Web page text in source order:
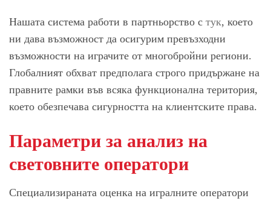
Нашата система работи в партньорство с тук, което
ни дава възможност да осигурим превъзходни
възможности на играчите от многобройни региони.
Глобалният обхват предполага строго придържане на
правните рамки във всяка функционална територия,
което обезпечава сигурността на клиентските права.
Параметри за анализ на
световните оператори
Специализираната оценка на игралните оператори